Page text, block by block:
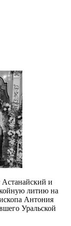
Астанайский и
литию на
Антония
Уральской